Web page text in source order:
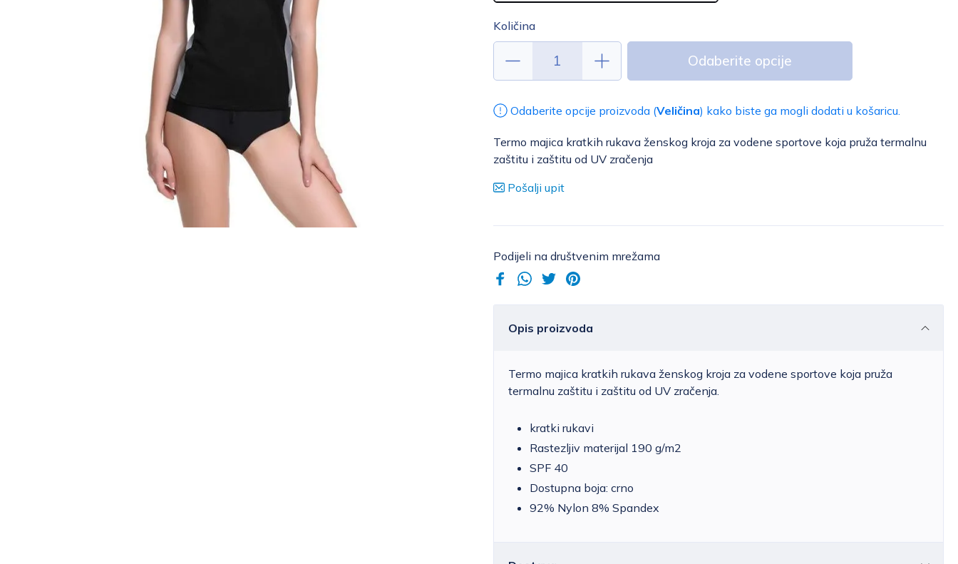
Količina
Odaberite opcije
Odaberite opcije proizvoda (Veličina) kako biste ga mogli dodati u košaricu.
Termo majica kratkih rukava ženskog kroja za vodene sportove koja pruža termalnu
zaštitu i zaštitu od UV zračenja
Pošalji upit
Podijeli na društvenim mrežama
Opis proizvoda
Termo majica kratkih rukava ženskog kroja za vodene sportove koja pruža
termalnu zaštitu i zaštitu od UV zračenja.
kratki rukavi
Rastezljiv materijal 190 g/m2
SPF 40
Dostupna boja: crno
92% Nylon 8% Spandex